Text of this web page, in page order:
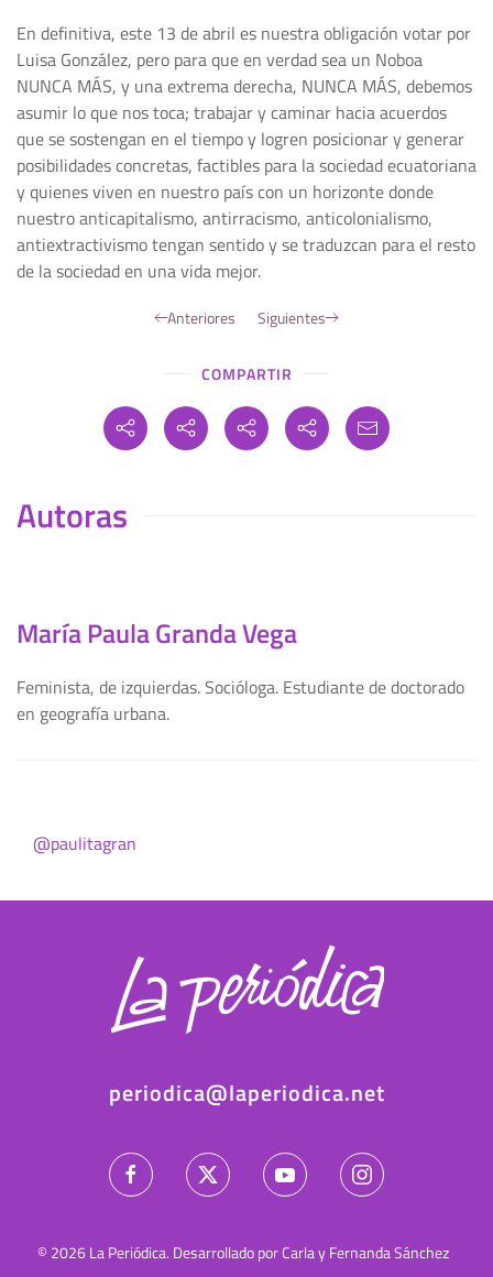
En definitiva, este 13 de abril es nuestra obligación votar por
Luisa González, pero para que en verdad sea un Noboa
NUNCA MÁS, y una extrema derecha, NUNCA MÁS, debemos
asumir lo que nos toca; trabajar y caminar hacia acuerdos
que se sostengan en el tiempo y logren posicionar y generar
posibilidades concretas, factibles para la sociedad ecuatoriana
y quienes viven en nuestro país con un horizonte donde
nuestro anticapitalismo, antirracismo, anticolonialismo,
antiextractivismo tengan sentido y se traduzcan para el resto
de la sociedad en una vida mejor.
Anteriores Siguientes
COMPARTIR
Autoras
María Paula Granda Vega
Feminista, de izquierdas. Socióloga. Estudiante de doctorado
en geografía urbana.
@paulitagran
periodica@laperiodica.net
©2026La Periódica. Desarrollado por Carla y Fernanda Sánchez